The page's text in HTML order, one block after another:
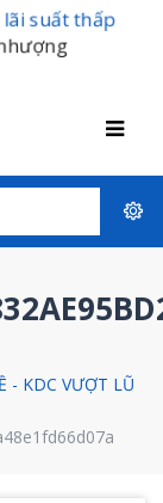
suất thấp
- KDC VƯỢT LŨ